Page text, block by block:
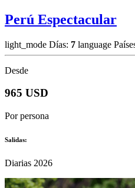
Perú Espectacular
light_mode Días: 7 language
Desde
965 USD
Por persona
Salidas:
Diarias 2026